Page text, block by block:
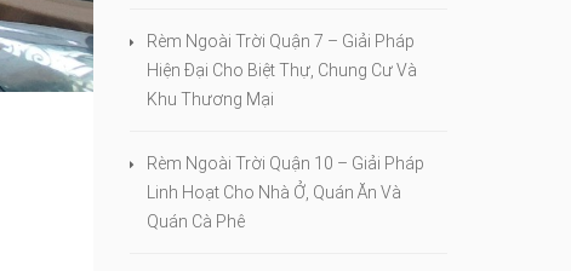
Rèm Ngoài Trời Quận 7 – Giải Pháp
Hiện Đại Cho Biệt Thự, Chung Cư Và
Khu Thương Mại
Rèm Ngoài Trời Quận 10 – Giải Pháp
Linh Hoạt Cho Nhà Ở, Quán Ăn Và
Quán Cà Phê